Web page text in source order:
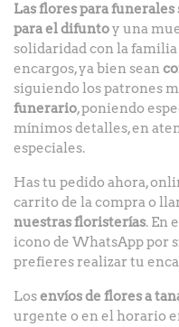
Las flores para
para el difuntoy una
solidaridad con la
encargos, ya bien sean
siguiendo los patrones
funerario, poniendo
mínimos detalles, en
especiales.
Has tu pedido ahora,
carrito de la compra o
nuestras floristerías. En
icono de WhatsApp por
prefieres realizar tu
Losenvíos de flores a
urgente o en el horario